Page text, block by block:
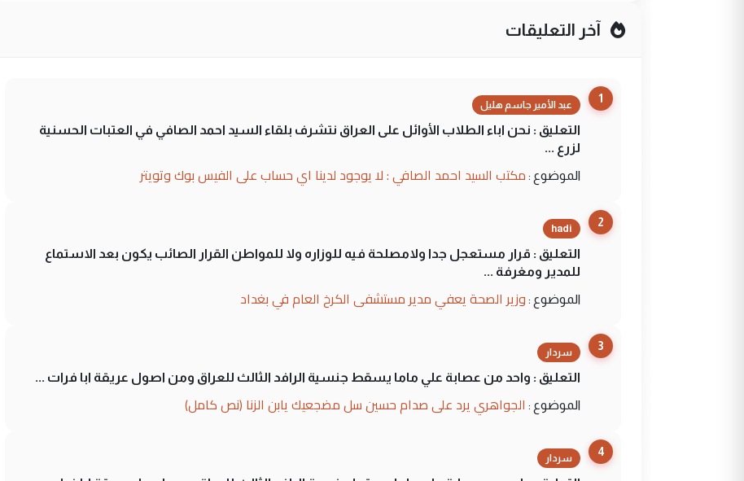
آخر التعليقات
1
عبد الأمير جاسم هليل
التعليق : نحن اباء الطلاب الأوائل على العراق نتشرف بلقاء السيد احمد الصافي في العتبات الحسنية
لزرع ...
الموضوع : مكتب السيد احمد الصافي : لا يوجود لدينا اي حساب على الفيس بوك وتويتر
2
hadi
التعليق : قرار مستعجل جدا ولامصلحة فيه للوزاره ولا للمواطن القرار الصائب يكون بعد الاستماع
للمدير ومغرفة ...
الموضوع : وزير الصحة يعفي مدير مستشفى الكرخ العام في بغداد
3
سردار
التعليق : واحد من عصابة علي ماما يسقط جنسية الرافد الثالث للعراق ومن اصول عريقة ابا فرات ...
الموضوع : الجواهري يرد على صدام حسين سل مضجعيك يابن الزنا (نص كامل)
4
سردار